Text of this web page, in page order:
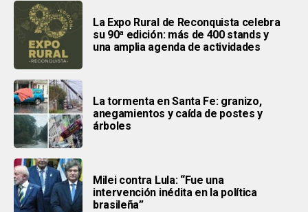
La Expo Rural de Reconquista celebra
su 90ª edición: más de 400 stands y
una amplia agenda de actividades
La tormenta en Santa Fe: granizo,
anegamientos y caída de postes y
árboles
Milei contra Lula: “Fue una
intervención inédita en la política
brasileña”